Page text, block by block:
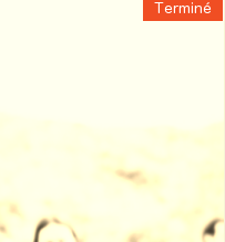
Terminé